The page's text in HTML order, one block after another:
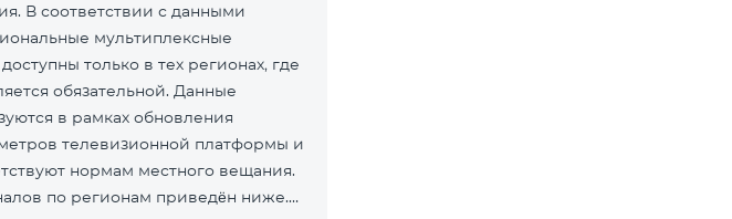
В соответствии с данными
мультиплексные
только в тех регионах, где
обязательной. Данные
в рамках обновления
телевизионной платформы и
нормам местного вещания.
по регионам приведён ниже.